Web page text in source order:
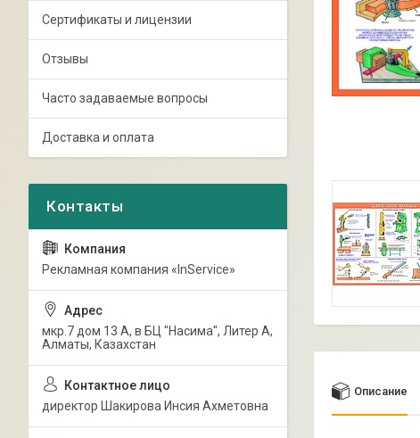
Описание
Сертификаты и лицензии
Отзывы
Часто задаваемые вопросы
Доставка и оплата
Рекламная компания «InService»
мкр.7 дом 13 А, в БЦ "Насима", Литер А,
Алматы, Казахстан
директор Шакирова Инсия Ахметовна